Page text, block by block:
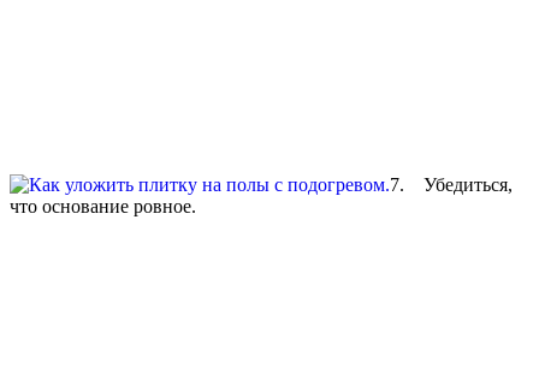
7. Убедиться,
что основание ровное.